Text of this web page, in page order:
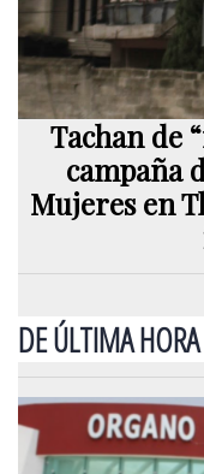
Tachan de
campaña
Mujeres en
DE ÚLTIMA HORA